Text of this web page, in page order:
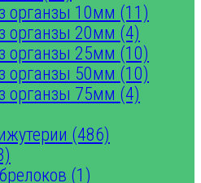
органзы 10мм (11)
органзы 20мм (4)
органзы 25мм (10)
органзы 50мм (10)
органзы 75мм (4)
(486)
(1)